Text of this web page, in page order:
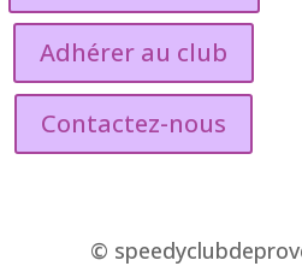
Adhérer au club
Contactez-nous
©